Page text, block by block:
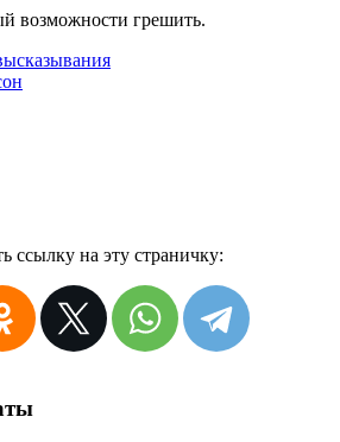
возможности грешить.
ссылку на эту страничку: